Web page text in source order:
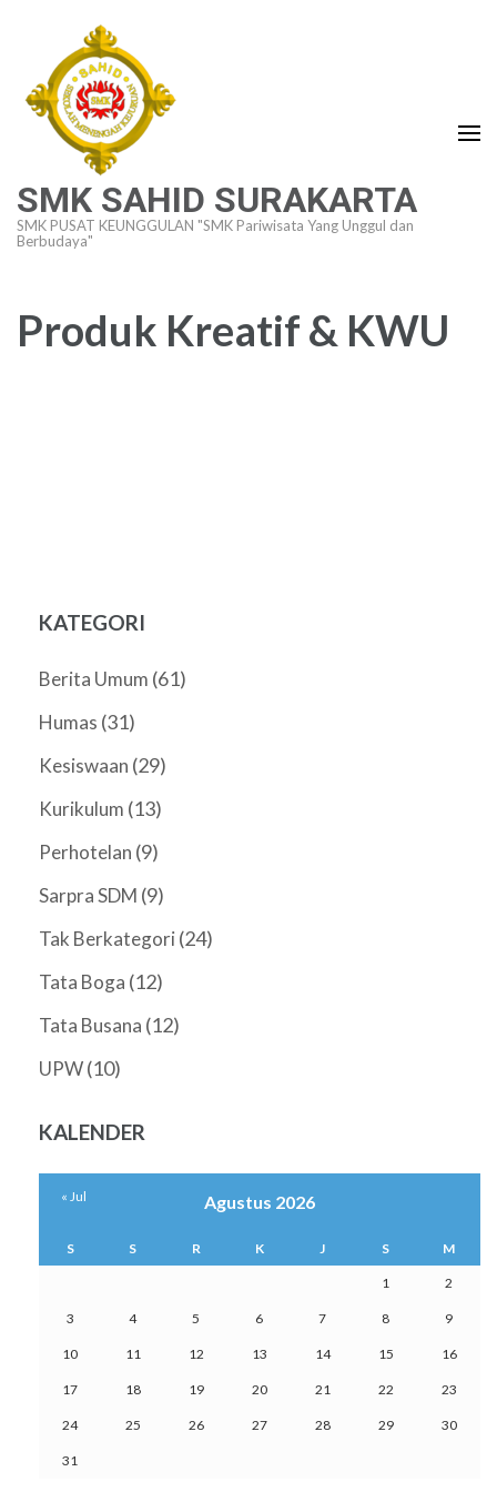
konten
(Tekan
Enter)
SMK SAHID SURAKARTA
SMK PUSAT KEUNGGULAN "SMK Pariwisata Yang Unggul dan
Berbudaya"
Produk Kreatif & KWU
KATEGORI
Berita Umum (61)
Humas (31)
Kesiswaan (29)
Kurikulum (13)
Perhotelan (9)
Sarpra SDM (9)
Tak Berkategori (24)
Tata Boga (12)
Tata Busana (12)
UPW(10)
KALENDER
Agustus 2026
S S R K J S M
1 2
3 4 5 6 7 8 9
10 11 12 13 14 15 16
17 18 19 20 21 22 23
24 25 26 27 28 29 30
31
« Jul